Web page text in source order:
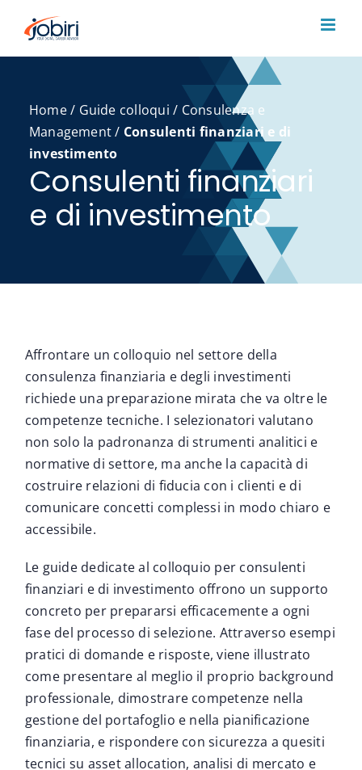
contenuto
Home/ Guide colloqui / Consulenza e
Management/ Consulenti finanziari e di
investimento
Consulenti finanziari
e di investimento
Affrontare un colloquio nel settore della
consulenza finanziaria e degli investimenti
richiede una preparazione mirata che va oltre le
competenze tecniche. I selezionatori valutano
non solo la padronanza di strumenti analitici e
normative di settore, ma anche la capacità di
costruire relazioni di fiducia con i clienti e di
comunicare concetti complessi in modo chiaro e
accessibile.
Le guide dedicate al colloquio per consulenti
finanziari e di investimento offrono un supporto
concreto per prepararsi efficacemente a ogni
fase del processo di selezione. Attraverso esempi
pratici di domande e risposte, viene illustrato
come presentare al meglio il proprio background
professionale, dimostrare competenze nella
gestione del portafoglio e nella pianificazione
finanziaria, e rispondere con sicurezza a quesiti
tecnici su asset allocation, analisi di mercato e